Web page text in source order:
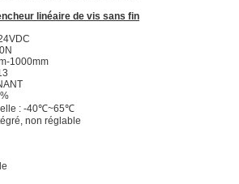
linéaire de vis sans fin
1000mm
: -40℃~65℃
non réglable